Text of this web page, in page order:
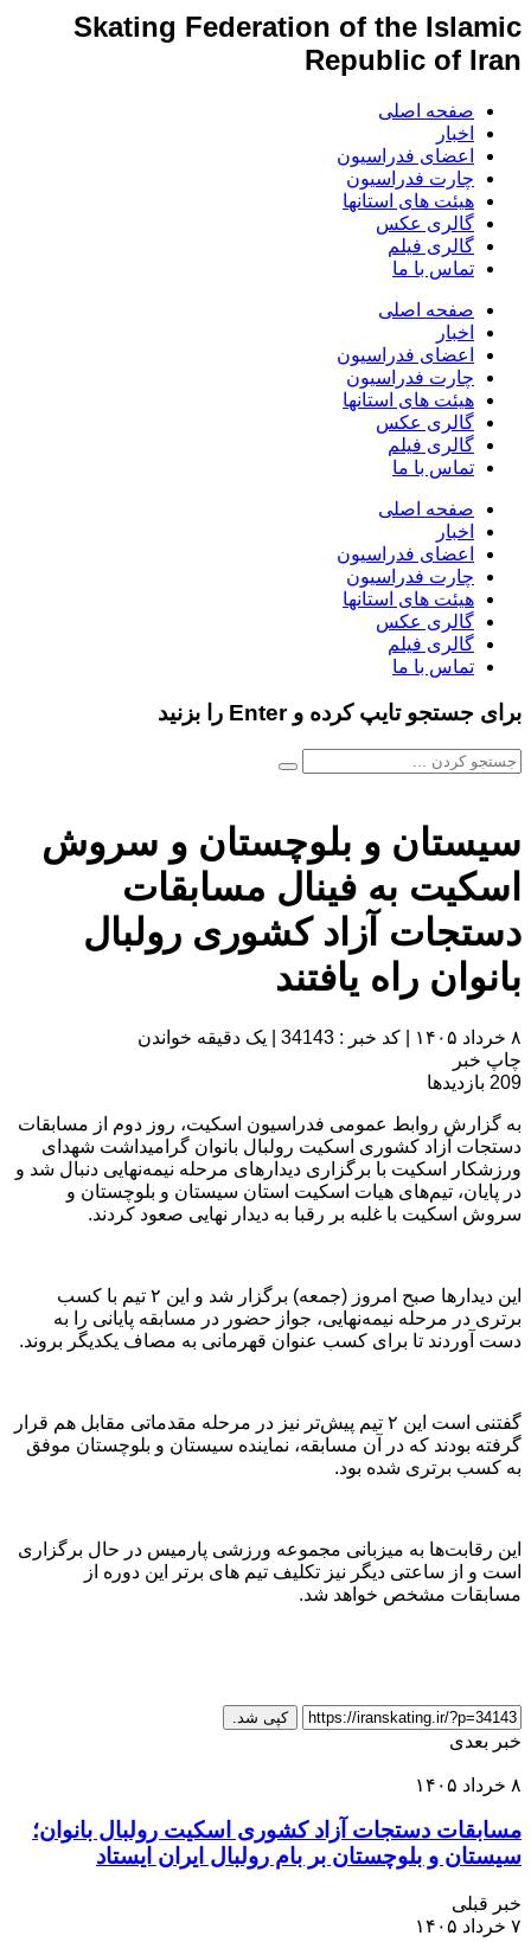
Skating Federation of the Islamic
Republic of Iran
صفحه اصلی
اخبار
اعضای فدراسیون
چارت فدراسیون
هیئت های استانها
گالری عکس
گالری فیلم
تماس با ما
صفحه اصلی
اخبار
اعضای فدراسیون
چارت فدراسیون
هیئت های استانها
گالری عکس
گالری فیلم
تماس با ما
صفحه اصلی
اخبار
اعضای فدراسیون
چارت فدراسیون
هیئت های استانها
گالری عکس
گالری فیلم
تماس با ما
برای جستجو تایپ کرده و Enter را بزنید
سیستان و بلوچستان و سروش
اسکیت به فینال مسابقات
دستجات آزاد کشوری رولبال
بانوان راه یافتند
۸ خرداد ۱۴۰۵ کد خبر : 34143
یک دقیقه خواندن
چاپ خبر
209 بازدیدها
به گزارش روابط عمومی فدراسیون اسکیت، روز دوم از مسابقات
دستجات آزاد کشوری اسکیت رولبال بانوان گرامیداشت شهدای
ورزشکار اسکیت با برگزاری دیدارهای مرحله نیمه‌نهایی دنبال شد و
در پایان، تیم‌های هیات اسکیت استان سیستان و بلوچستان و
سروش اسکیت با غلبه بر رقبا به دیدار نهایی صعود کردند.
این دیدارها صبح امروز (جمعه) برگزار شد و این ۲ تیم با کسب
برتری در مرحله نیمه‌نهایی، جواز حضور در مسابقه پایانی را به
دست آوردند تا برای کسب عنوان قهرمانی به مصاف یکدیگر بروند.
گفتنی است این ۲ تیم پیش‌تر نیز در مرحله مقدماتی مقابل هم قرار
گرفته بودند که در آن مسابقه، نماینده سیستان و بلوچستان موفق
به کسب برتری شده بود.
این رقابت‌ها به میزبانی مجموعه ورزشی پارمیس در حال برگزاری
است و از ساعتی دیگر نیز تکلیف تیم های برتر این دوره از
مسابقات مشخص خواهد شد.
کپی شد.
خبر بعدی
۸ خرداد ۱۴۰۵
مسابقات دستجات آزاد کشوری اسکیت رولبال بانوان؛
سیستان و بلوچستان بر بام رولبال ایران ایستاد
خبر قبلی
۷ خرداد ۱۴۰۵